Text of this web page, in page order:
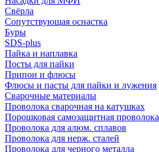
Свёрла
Сопутствующая оснастка
Буры
SDS-plus
Пайка и наплавка
Посты для пайки
Припои и флюсы
Флюсы и пасты для пайки и лужения
Сварочные материалы
Проволока сварочная на катушках
Порошковая самозащитная проволока
Проволока для алюм. сплавов
Проволока для нерж. сталей
Проволока для черного металла